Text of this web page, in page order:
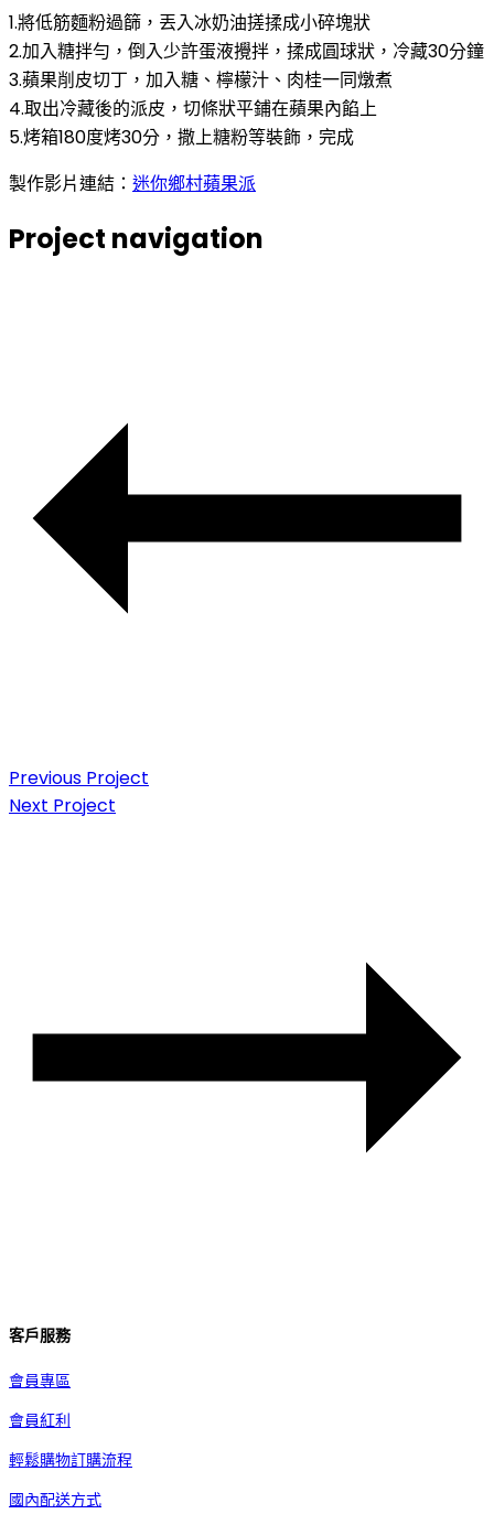
1.將低筋麵粉過篩，丟入冰奶油搓揉成小碎塊狀
2.加入糖拌勻，倒入少許蛋液攪拌，揉成圓球狀，冷藏30分鐘
3.蘋果削皮切丁，加入糖、檸檬汁、肉桂一同燉煮
4.取出冷藏後的派皮，切條狀平鋪在蘋果內餡上
5.烤箱180度烤30分，撒上糖粉等裝飾，完成
製作影片連結： 迷你鄉村蘋果派
Project navigation
Previous Project
Next Project
客戶服務
會員專區
會員紅利
輕鬆購物訂購流程
國內配送方式